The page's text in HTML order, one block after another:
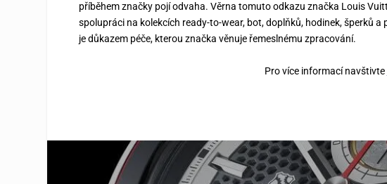
příběhem značky pojí odvaha. Věrna tomuto odkazu značka Louis
spolupráci na kolekcích ready-to-wear, bot, doplňků, hodinek, šperků
je důkazem péče, kterou značka věnuje řemeslnému zpracování.
Pro více informací navštivte